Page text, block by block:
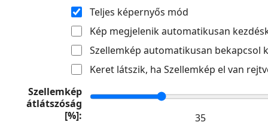
Teljes képernyős mód
Kép megjelenik automatikusan
Szellemkép automatikusan bekapcsol
Keret látszik, ha Szellemkép el van
Szellemkép
átlátszóság
[%]